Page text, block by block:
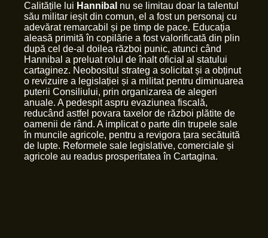
Calitățile lui Hannibal nu se limitau doar la talentul
său militar ieșit din comun, el a fost un personaj cu
adevărat remarcabil și pe timp de pace. Educația
aleasă primită în copilărie a fost valorificată din plin
după cel de-al doilea război punic, atunci când
Hannibal a preluat rolul de înalt oficial al statului
cartaginez. Neobositul strateg a solicitat și a obținut
o revizuire a legislației și a militat pentru diminuarea
puterii Consiliului, prin organizarea de alegeri
anuale. A pedespit aspru evaziunea fiscală,
reducând astfel povara taxelor de război plătite de
oamenii de rând. A implicat o parte din trupele sale
în muncile agricole, pentru a revigora țara secătuită
de lupte. Reformele sale legislative, comerciale și
agricole au readus prosperitatea în Cartagina.